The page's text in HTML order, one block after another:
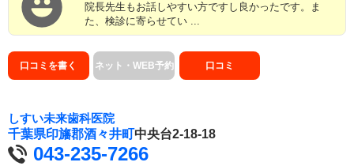
院長先生もお話しやすい方ですし良かったです。ま
た、検診に寄らせてい ...
口コミを書く ネット・WEB予約 口コミ
しすい未来歯科医院
千葉県印旛郡酒々井町中央台2-18-18
043-235-7266